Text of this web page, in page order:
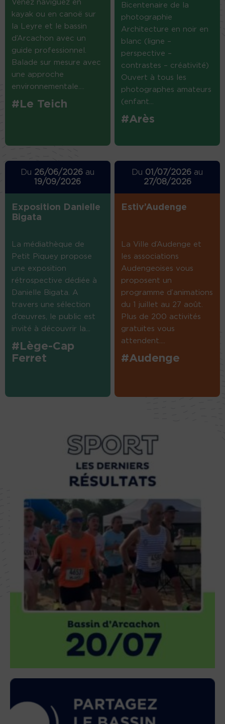
Venez naviguez en
kayak ou en canoë sur
la Leyre et le bassin
d’Arcachon avec un
guide professionnel.
Balade sur mesure avec
une approche
environnementale....
#Le Teich
Bicentenaire de la
photographie
Architecture en noir en
blanc (ligne –
perspective –
contrastes – créativité)
Ouvert à tous les
photographes amateurs
(enfant...
#Arès
Du 26/06/2026 au
19/09/2026
Exposition Danielle
Bigata
La médiathèque de
Petit Piquey propose
une exposition
rétrospective dédiée à
Danielle Bigata. A
travers une sélection
d’œuvres, le public est
invité à découvrir la...
#Lège-Cap
Ferret
Du 01/07/2026 au
27/08/2026
Estiv’Audenge
La Ville d’Audenge et
les associations
Audengeoises vous
proposent un
programme d’animations
du 1 juillet au 27 août.
Plus de 200 activités
gratuites vous
attendent....
#Audenge